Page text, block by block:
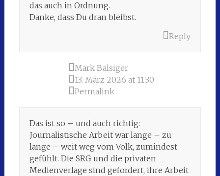
das auch in Ordnung.
Danke, dass Du dran bleibst.
Reply
Mark Balsiger
13. März 2026 at 11:30
Permalink
Das ist so – und auch richtig:
Journalistische Arbeit war lange – zu
lange – weit weg vom Volk, zumindest
gefühlt. Die SRG und die privaten
Medienverlage sind gefordert, ihre Arbeit